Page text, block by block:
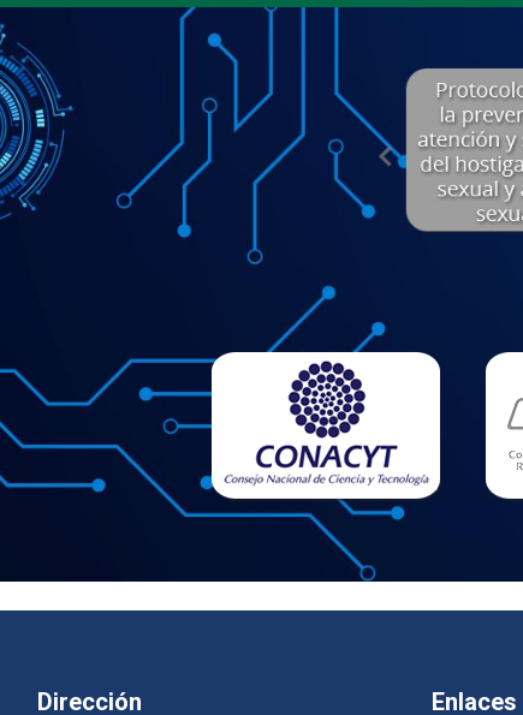
Dirección Enlaces